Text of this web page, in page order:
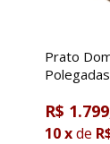
Prato
R$
10xde